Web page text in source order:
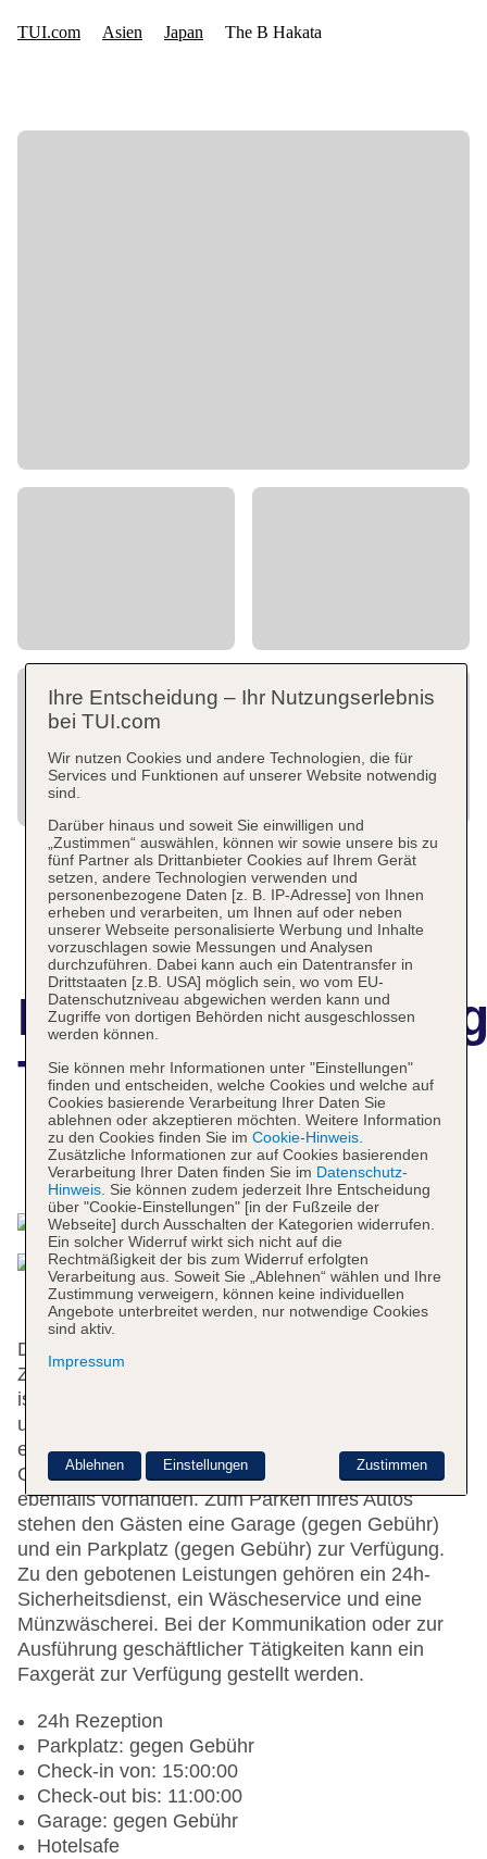
The B Hakata
Das bietet Ihre Unterkunft
Das Hotel mit einem Aufzug verfügt über 175
Zimmer. Das freundliche Personal an der Rezeption
ist gerne bei allen Fragen behilflich. Die Einrichtung
umfasst eine Gepäckaufbewahrung, einen Safe und
einen Getränkeautomaten. Per WLAN erhalten die
Gäste Zugang zum Internet. Geschäfte sind
ebenfalls vorhanden. Zum Parken ihres Autos
stehen den Gästen eine Garage (gegen Gebühr)
und ein Parkplatz (gegen Gebühr) zur Verfügung.
Zu den gebotenen Leistungen gehören ein 24h-
Sicherheitsdienst, ein Wäscheservice und eine
Münzwäscherei. Bei der Kommunikation oder zur
Ausführung geschäftlicher Tätigkeiten kann ein
Faxgerät zur Verfügung gestellt werden.
24h Rezeption
Parkplatz: gegen Gebühr
Check-in von: 15:00:00
Check-out bis: 11:00:00
Garage: gegen Gebühr
Hotelsafe
Ihre Entscheidung – Ihr Nutzungserlebnis
bei TUI.com
Wir nutzen Cookies und andere Technologien, die für
Services und Funktionen auf unserer Website notwendig
sind.
Darüber hinaus und soweit Sie einwilligen und
„Zustimmen“ auswählen, können wir sowie unsere bis zu
fünf Partner als Drittanbieter Cookies auf Ihrem Gerät
setzen, andere Technologien verwenden und
personenbezogene Daten [z. B. IP-Adresse] von Ihnen
erheben und verarbeiten, um Ihnen auf oder neben
unserer Webseite personalisierte Werbung und Inhalte
vorzuschlagen sowie Messungen und Analysen
durchzuführen. Dabei kann auch ein Datentransfer in
Drittstaaten [z.B. USA] möglich sein, wo vom EU-
Datenschutzniveau abgewichen werden kann und
Zugriffe von dortigen Behörden nicht ausgeschlossen
werden können.
Sie können mehr Informationen unter "Einstellungen"
finden und entscheiden, welche Cookies und welche auf
Cookies basierende Verarbeitung Ihrer Daten Sie
ablehnen oder akzeptieren möchten. Weitere Information
zu den Cookies finden Sie im Cookie-Hinweis.
Zusätzliche Informationen zur auf Cookies basierenden
Verarbeitung Ihrer Daten finden Sie im Datenschutz-
Hinweis. Sie können zudem jederzeit Ihre Entscheidung
über "Cookie-Einstellungen" [in der Fußzeile der
Webseite] durch Ausschalten der Kategorien widerrufen.
Ein solcher Widerruf wirkt sich nicht auf die
Rechtmäßigkeit der bis zum Widerruf erfolgten
Verarbeitung aus. Soweit Sie „Ablehnen“ wählen und Ihre
Zustimmung verweigern, können keine individuellen
Angebote unterbreitet werden, nur notwendige Cookies
sind aktiv.
Impressum
Zustimmen
Ablehnen Einstellungen